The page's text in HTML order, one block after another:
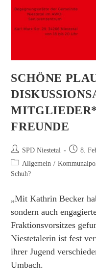
SCHÖNE
FREUNDE
Beitrags-
Autor:
SPD Niestetal
Beitrag
8.
Beitrags-
Kategorie:
Allgemein /
Schuh?
„Mit Kathrin Becker
sondern auch
Fraktionsvorsitzes
Niestetalerin ist fest
ihrer Jugend
Umbach.